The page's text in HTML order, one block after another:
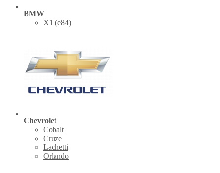
BMW
X1 (е84)
Chevrolet
Cobalt
Cruze
Lachetti
Orlando